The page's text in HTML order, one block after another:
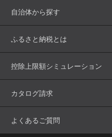
自治体から探す
ふるさと納税とは
控除上限額シミュレーション
カタログ請求
よくあるご質問